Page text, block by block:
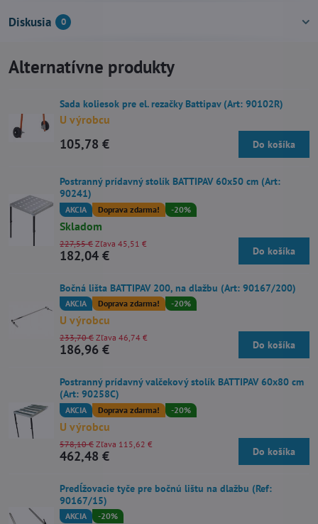
Diskusia 0
Alternatívne produkty
Sada koliesok pre el. rezačky Battipav (Art: 90102R)
U výrobcu
105,78 € Do košíka
Postranný prídavný stolík BATTIPAV 60x50 cm (Art:
90241)
AKCIA Doprava zdarma! -20%
Skladom
182,04 €
227,55 € Zľava 45,51 €
Do košíka
Bočná lišta BATTIPAV 200, na dlažbu (Art: 90167/200)
AKCIA Doprava zdarma! -20%
U výrobcu
186,96 €
233,70 € Zľava 46,74 €
Do košíka
Postranný prídavný valčekový stolík BATTIPAV 60x80 cm
(Art: 90258C)
AKCIA Doprava zdarma! -20%
U výrobcu
462,48 €
578,10 € Zľava 115,62 €
Do košíka
Predĺžovacie tyče pre bočnú lištu na dlažbu (Ref:
90167/15)
AKCIA -20%